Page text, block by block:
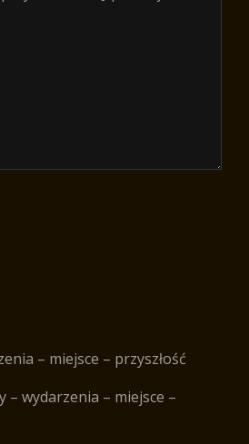
– miejsce – przyszłość
– wydarzenia – miejsce –